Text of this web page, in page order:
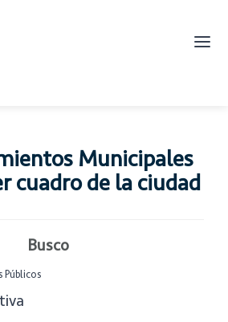
Abrir
Municipales
cuadro de la ciudad
Busco
Públicos